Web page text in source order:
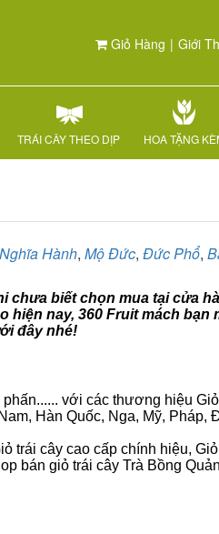
Giỏ Hàng | Giới
TRÁI CÂY THEO DỊP HOA TẶNG
Nghĩa Hành, Mộ Đức, Đức Phổ,
chưa biết chọn mua tại cửa
nay, 360 Fruit mách bạn
đây nhé!
với các thương hiệu
Hàn Quốc, Nga, Mỹ, Pháp,
trái cây cao cấp chính hiệu,
bán giỏ trái cây Trà Bồng